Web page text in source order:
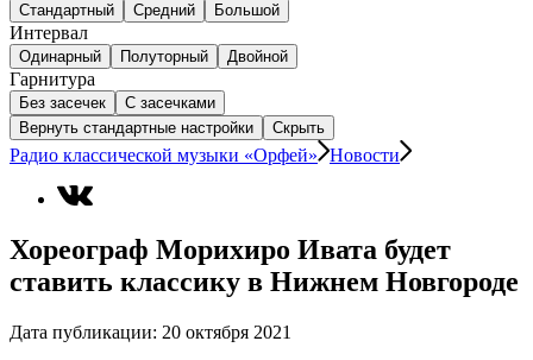
Стандартный Средний Большой
Интервал
Одинарный Полуторный Двойной
Гарнитура
Без засечек
С засечками
Вернуть стандартные настройки
Скрыть
Радио классической музыки «Орфей» Новости
Хореограф Морихиро Ивата будет
ставить классику в Нижнем Новгороде
Дата публикации: 20 октября 2021